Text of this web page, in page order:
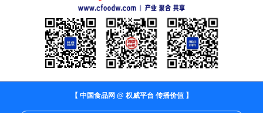
【 中国食品网 @ 权威平台 传播价值 】